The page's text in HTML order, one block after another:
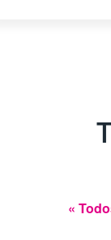
«